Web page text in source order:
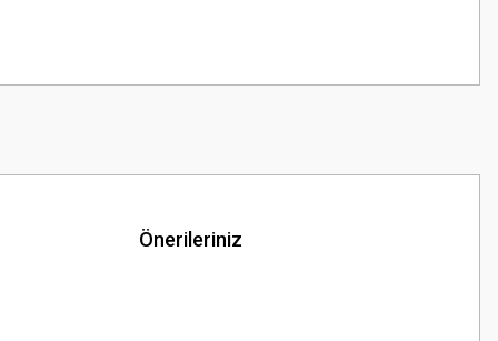
Önerileriniz